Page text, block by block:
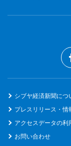
シブヤ経済新聞につ
プレスリリース・情
アクセスデータの利
お問い合わせ